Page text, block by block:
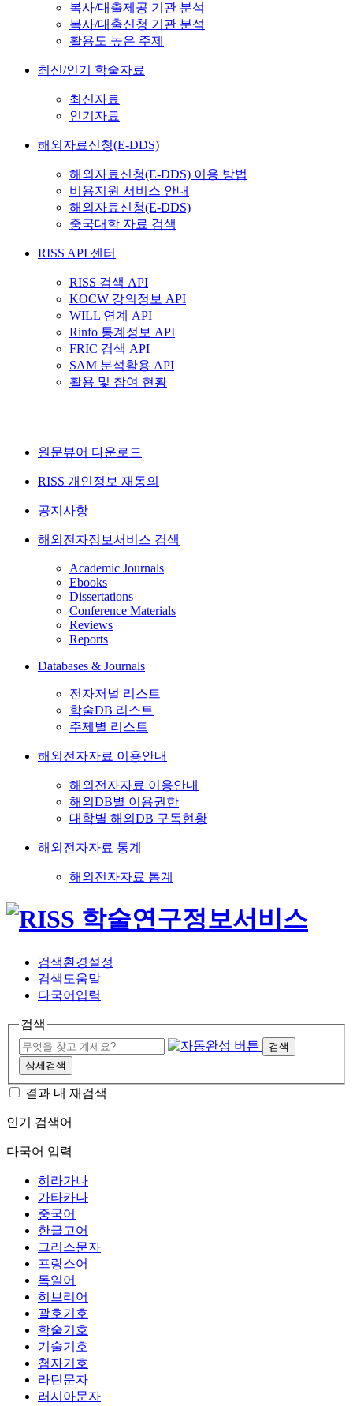
복사/대출제공 기관 분석
복사/대출신청 기관 분석
활용도 높은 주제
최신/인기 학술자료
최신자료
인기자료
해외자료신청(E-DDS)
해외자료신청(E-DDS) 이용 방법
비용지원 서비스 안내
해외자료신청(E-DDS)
중국대학 자료 검색
RISS API 센터
RISS 검색 API
KOCW 강의정보 API
WILL 연계 API
Rinfo 통계정보 API
FRIC 검색 API
SAM 분석활용 API
활용 및 참여 현황
원문뷰어 다운로드
RISS 개인정보 재동의
공지사항
해외전자정보서비스 검색
Academic Journals
Ebooks
Dissertations
Conference Materials
Reviews
Reports
Databases & Journals
전자저널 리스트
학술DB 리스트
주제별 리스트
해외전자자료 이용안내
해외전자자료 이용안내
해외DB별 이용권한
대학별 해외DB 구독현황
해외전자자료 통계
해외전자자료 통계
검색환경설정
검색도움말
다국어입력
검색
검색
상세검색
결과 내 재검색
인기 검색어
다국어 입력
히라가나
가타카나
중국어
한글고어
그리스문자
프랑스어
독일어
히브리어
괄호기호
학술기호
기술기호
첨자기호
라틴문자
러시아문자